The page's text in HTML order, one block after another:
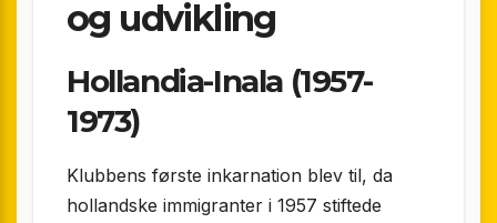
og udvikling
Hollandia-Inala (1957-
1973)
Klubbens første inkarnation blev til, da
hollandske immigranter i 1957 stiftede